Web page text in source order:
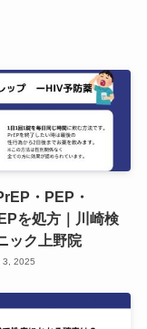
・PEP・
を処方｜川崎検
ック上野院
3, 2025